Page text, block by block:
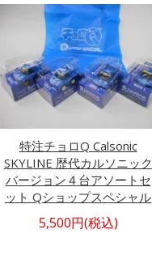
特注チョロQ Calsonic
SKYLINE 歴代カルソニック
バージョン４台アソートセ
ット Qショップスペシャル
5,500円(税込)